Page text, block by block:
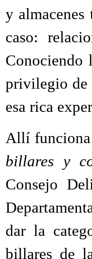
y
caso:
Conociendo
privilegio de
esa rica
Allí
billares y
Consejo
dar la
billares de